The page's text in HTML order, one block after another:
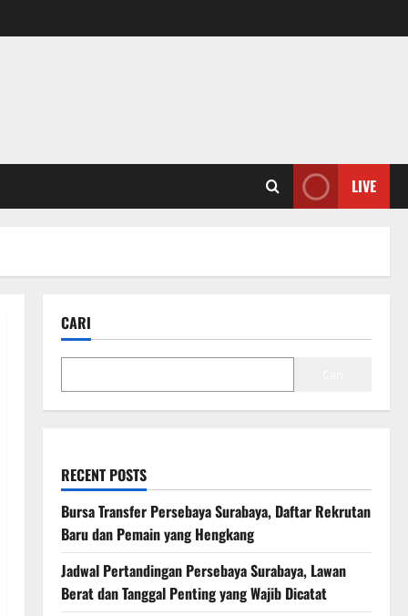
LIVE
CARI
RECENT POSTS
Bursa Transfer Persebaya Surabaya, Daftar Rekrutan
Baru dan Pemain yang Hengkang
Jadwal Pertandingan Persebaya Surabaya, Lawan
Berat dan Tanggal Penting yang Wajib Dicatat